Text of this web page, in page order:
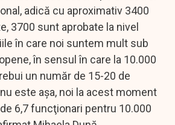
adică cu aproximativ 3400
3700 sunt aprobate la nivel
în care noi suntem mult sub
în sensul în care la 10.000
un număr de 15-20 de
este aşa, noi la acest moment
6,7 funcţionari pentru 10.000